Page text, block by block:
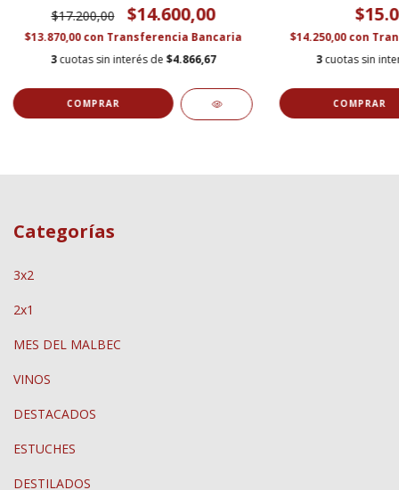
$17.200,00 $14.600,00
$13.870,00con Transferencia Bancaria
3 cuotas sin interés de$4.866,67
$14.250,00con
3cuotas sin
Categorías
3x2
2x1
MES DEL MALBEC
VINOS
DESTACADOS
ESTUCHES
DESTILADOS